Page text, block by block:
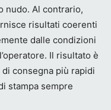
nudo. Al contrario,
risultati coerenti
dalle condizioni
Il risultato è
consegna più rapidi
stampa sempre